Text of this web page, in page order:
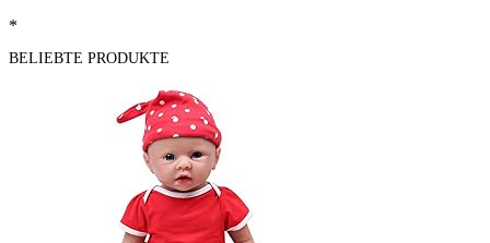
*
BELIEBTE PRODUKTE